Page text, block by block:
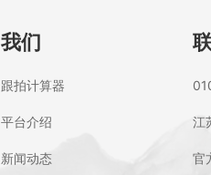
我们
跟拍计算器
平台介绍
新闻动态
江
官